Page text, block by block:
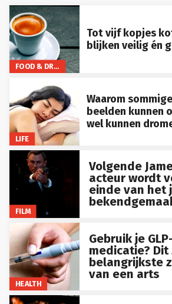
FOOD & DRINKS
Tot vijf kopjes
blijken veilig én
LIFE
Waarom
beelden kunnen
wel kunnen
FILM
Volgende
acteur wordt
einde van het
HEALTH
Gebruik je GLP-
medicatie? Dit
belangrijkste
van een arts